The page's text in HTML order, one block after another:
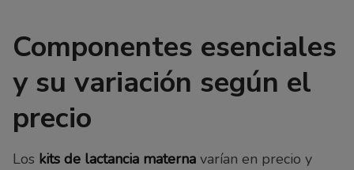
Componentes esenciales
y su variación según el
precio
Los kits de lactancia materna varían en precio y